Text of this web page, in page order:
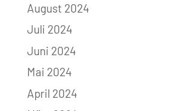
August 2024
Juli 2024
Juni 2024
Mai 2024
April 2024